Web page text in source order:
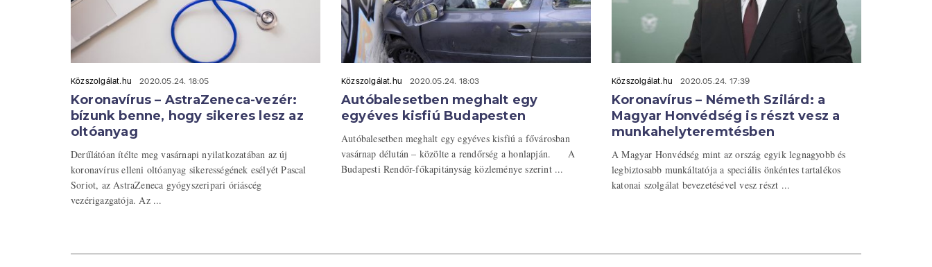
Közszolgálat.hu 2020.05.24. 18:05
Koronavírus – AstraZeneca-vezér:
bízunk benne, hogy sikeres lesz az
oltóanyag
Derűlátóan ítélte meg vasárnapi nyilatkozatában az új
koronavírus elleni oltóanyag sikerességének esélyét Pascal
Soriot, az AstraZeneca gyógyszeripari óriáscég
vezérigazgatója. Az ...
Közszolgálat.hu 2020.05.24. 18:03
Autóbalesetben meghalt egy
egyéves kisfiú Budapesten
Autóbalesetben meghalt egy egyéves kisfiú a fővárosban
vasárnap délután – közölte a rendőrség a honlapján. A
Budapesti Rendőr-főkapitányság közleménye szerint ...
Közszolgálat.hu 2020.05.24. 17:39
Koronavírus – Németh Szilárd: a
Magyar Honvédség is részt vesz a
munkahelyteremtésben
A Magyar Honvédség mint az ország egyik legnagyobb és
legbiztosabb munkáltatója a speciális önkéntes tartalékos
katonai szolgálat bevezetésével vesz részt ...